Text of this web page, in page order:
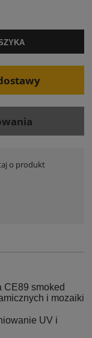
o produkt
CE89 smoked
i mozaiki
UV i